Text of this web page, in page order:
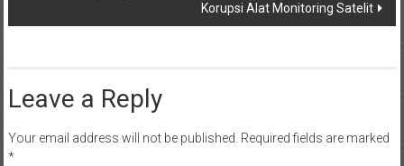
Korupsi Alat Monitoring Satelit
Leave a Reply
Your email address will not be published. Required fields are marked
*